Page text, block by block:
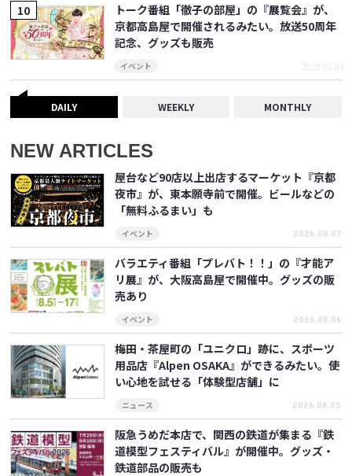
トーク番組「徹子の部屋」の『展覧会』が、
京都高島屋で開催されるみたい。放送50周年
記念、グッズも販売
イベント 2026.08.01
DAILY WEEKLY MONTHLY
NEW ARTICLES
屋台など90店以上出店するマーケット『京都
夜市』が、東本願寺前で開催。ビールなどの
「無料ふるまい」も
イベント 2026.08.07
バラエティ番組「プレバト！！」の『才能ア
リ展』が、大阪高島屋で開催中。グッズの販
売あり
イベント 2026.08.06
梅田・茶屋町の「ユニクロ」跡に、スポーツ
用品店『Alpen OSAKA』ができるみたい。使
い心地を試せる「体験型店舗」に
ニュース 2026.08.05
阪急うめだ本店で、関西の鉄道が集まる『鉄
道模型フェスティバル』が開催中。グッズ・
鉄道部品の販売も